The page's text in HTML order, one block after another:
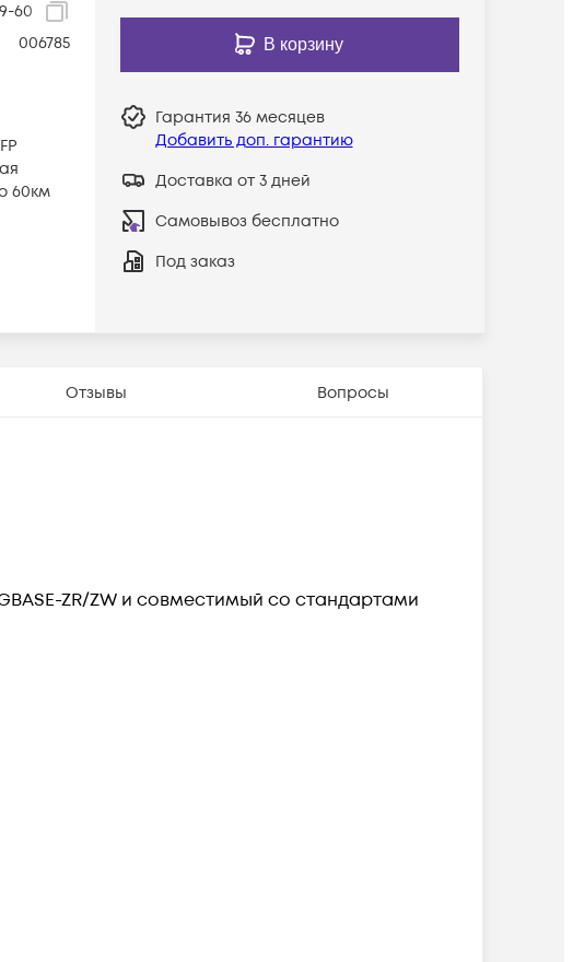
60
006785
60км
В корзину
Гарантия 36 месяцев
Добавить доп. гарантию
Доставка от 3 дней
Самовывоз бесплатно
Под заказ
Отзывы Вопросы
ZR/ZW и совместимый со стандартами